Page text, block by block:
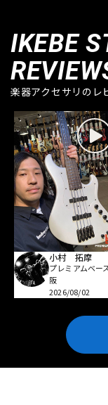
IKEBE
楽器アクセサリのレ
小村 拓摩
プレミアムベー
阪
2026/08/02